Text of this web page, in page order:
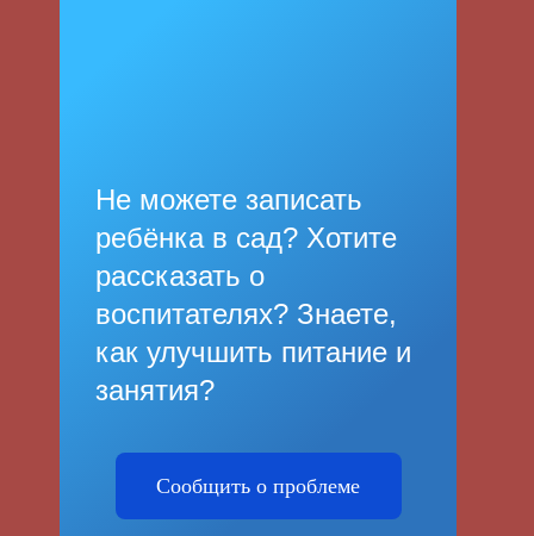
Не можете записать
ребёнка в сад? Хотите
рассказать о
воспитателях? Знаете,
как улучшить питание и
занятия?
Сообщить о проблеме